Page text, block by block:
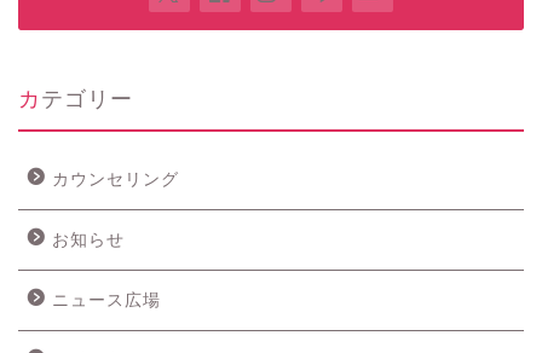
カテゴリー
カウンセリング
お知らせ
ニュース広場